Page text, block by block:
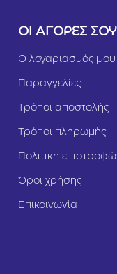
ΟΙ ΑΓΟΡΕΣ ΣΟΥ
Ο λογαριασμός μου
Παραγγελίες
Τρόποι αποστολής
Τρόποι πληρωμής
Πολιτική
Όροι χρήσης
Επικοινωνία